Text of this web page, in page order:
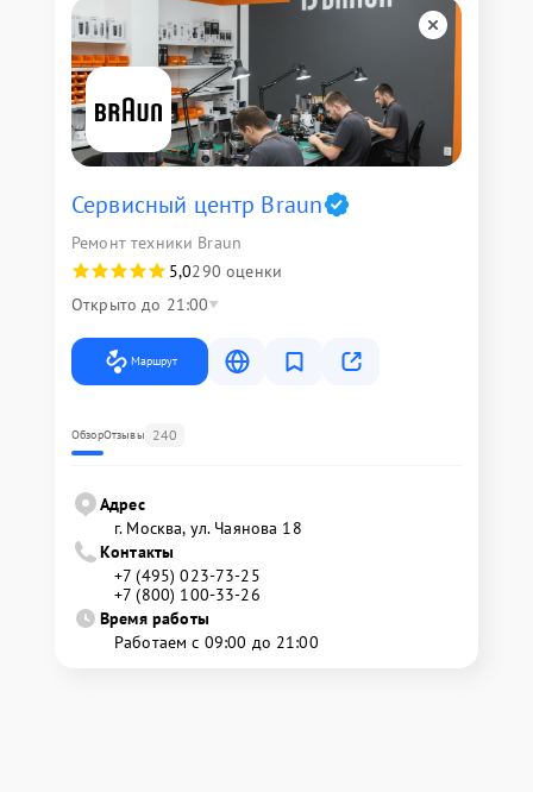
Сервисный центр Braun
Ремонт техники Braun
5,0290 оценки
Открыто до 21:00
Маршрут
ОбзорОтзывы 240
Адрес
г. Москва, ул. Чаянова 18
Контакты
+7 (495) 023-73-25
+7 (800) 100-33-26
Время работы
Работаем с 09:00 до 21:00